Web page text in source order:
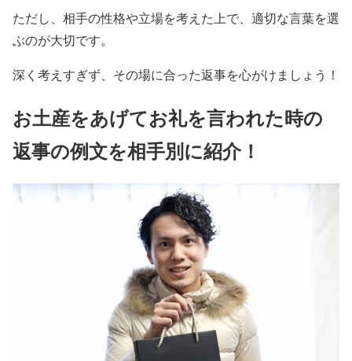
ただし、相手の性格や立場を考えた上で、適切な言葉を選
ぶのが大切です。
深く考えすぎず、その場に合った返事を心がけましょう！
お土産をあげてお礼を言われた時の
返事の例文を相手別に紹介！